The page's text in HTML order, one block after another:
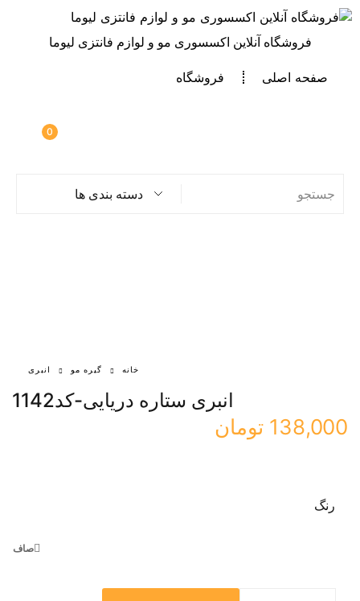
فروشگاه آنلاین اکسسوری مو و لوازم فانتزی لیوما
صفحه اصلی فروشگاه
0
دسته بندی ها
خانه گیره مو انبری
انبری ستاره دریایی-کد1142
138,000 تومان
رنگ
صاف